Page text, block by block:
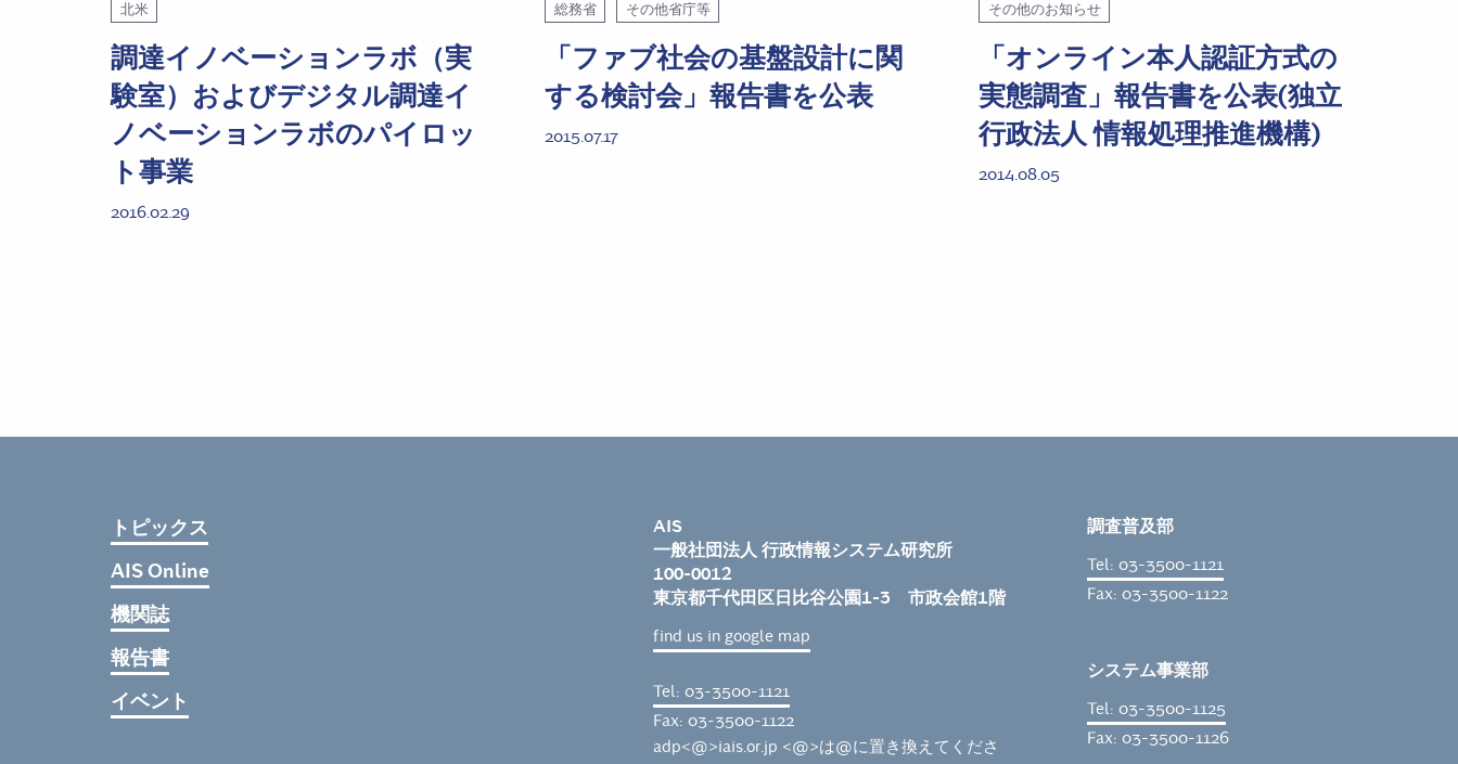
北米
調達イノベーションラボ（実
験室）およびデジタル調達イ
ノベーションラボのパイロッ
ト事業
2016.02.29
総務省 その他省庁等
「ファブ社会の基盤設計に関
する検討会」報告書を公表
2015.07.17
その他のお知らせ
「オンライン本人認証方式の
実態調査」報告書を公表(独立
行政法人 情報処理推進機構)
2014.08.05
トピックス
AIS Online
機関誌
報告書
イベント
AIS
一般社団法人 行政情報システム研究所
100-0012
東京都千代田区日比谷公園1-3 市政会館1階
find us in google map
Tel: 03-3500-1121
Fax: 03-3500-1122
adp<@>iais.or.jp <@>は@に置き換えてくださ
調査普及部
Tel: 03-3500-1121
Fax: 03-3500-1122
システム事業部
Tel: 03-3500-1125
Fax: 03-3500-1126